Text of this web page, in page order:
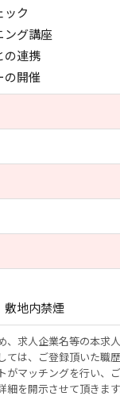
ック
ング講座
の連携
の開催
敷地内禁煙
、求人企業名等の本求
ては、ご登録頂いた職
がマッチングを行い、
を開示させて頂きます